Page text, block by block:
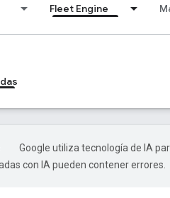
Fleet Engine
Google utiliza tecnología de IA
con IA pueden contener errores.